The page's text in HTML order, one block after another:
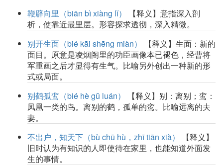
鞭辟向里（biān bì xiàng lǐ）
【释义】意指深入剖
析，使靠近最里层。形容探求透彻，深入精微。
别开生面（bié kāi shēng miàn）
【释义】生面：新的
面目。原意是凌烟阁里的功臣画像本已褪色，经曹将
军重画之后才显得有生气。比喻另外创出一种新的形
式或局面。
别鹤孤鸾（bié hè gū luán）
【释义】别：离别；鸾：
凤凰一类的鸟。离别的鹤，孤单的鸾。比喻远离的夫
妻。
不出户，知天下（bù chū hù，zhī tiān xià）
【释义】
旧时认为有知识的人即使待在家里，也能知道外面发
生的事情。